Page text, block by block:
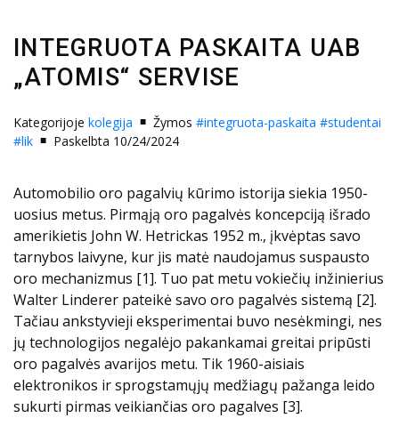
INTEGRUOTA PASKAITA UAB
„ATOMIS“ SERVISE
Kategorijoje kolegija Žymos #integruota-paskaita #studentai
#lik
Paskelbta 10/24/2024
Automobilio oro pagalvių kūrimo istorija siekia 1950-
uosius metus. Pirmąją oro pagalvės koncepciją išrado
amerikietis John W. Hetrickas 1952 m., įkvėptas savo
tarnybos laivyne, kur jis matė naudojamus suspausto
oro mechanizmus [1]. Tuo pat metu vokiečių inžinierius
Walter Linderer pateikė savo oro pagalvės sistemą [2].
Tačiau ankstyvieji eksperimentai buvo nesėkmingi, nes
jų technologijos negalėjo pakankamai greitai pripūsti
oro pagalvės avarijos metu. Tik 1960-aisiais
elektronikos ir sprogstamųjų medžiagų pažanga leido
sukurti pirmas veikiančias oro pagalves [3].